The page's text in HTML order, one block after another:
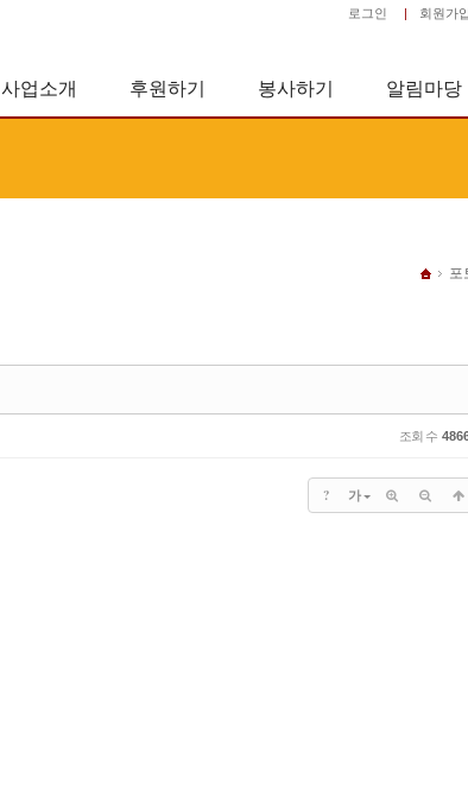
로그인 | 회원가
사업소개 후원하기 봉사하기 알림마당
포
조회 수
? 가